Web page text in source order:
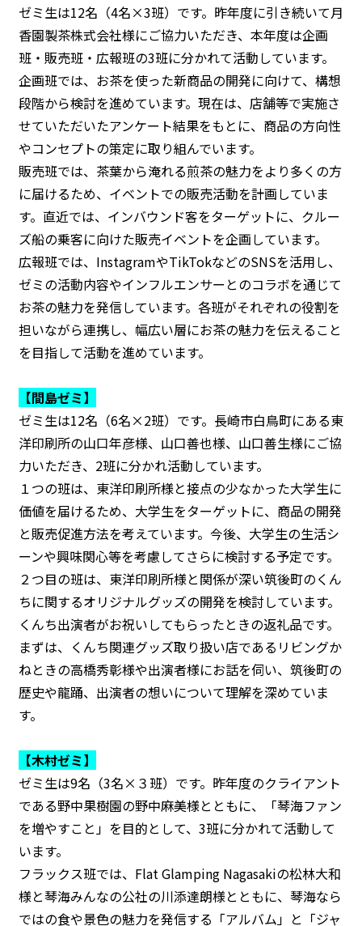
ゼミ生は12名（4名×3班）です。昨年度に引き続いて月
香園製茶株式会社様にご協力いただき、本年度は企画
班・販売班・広報班の3班に分かれて活動しています。
企画班では、お茶を使った新商品の開発に向けて、構想
段階から検討を進めています。現在は、店舗等で実施さ
せていただいたアンケート結果をもとに、商品の方向性
やコンセプトの策定に取り組んでいます。
販売班では、茶葉から淹れる煎茶の魅力をより多くの方
に届けるため、イベントでの販売活動を計画していま
す。直近では、インバウンド客をターゲットに、クルー
ズ船の乗客に向けた販売イベントを企画しています。
広報班では、InstagramやTikTokなどのSNSを活用し、
ゼミの活動内容やインフルエンサーとのコラボを通じて
お茶の魅力を発信しています。各班がそれぞれの役割を
担いながら連携し、幅広い層にお茶の魅力を伝えること
を目指して活動を進めています。
【間島ゼミ】
ゼミ生は12名（6名×2班）です。長崎市白鳥町にある東
洋印刷所の山口年彦様、山口善也様、山口善生様にご協
力いただき、2班に分かれ活動しています。
１つの班は、東洋印刷所様と接点の少なかった大学生に
価値を届けるため、大学生をターゲットに、商品の開発
と販売促進方法を考えています。今後、大学生の生活シ
ーンや興味関心等を考慮してさらに検討する予定です。
２つ目の班は、東洋印刷所様と関係が深い筑後町のくん
ちに関するオリジナルグッズの開発を検討しています。
くんち出演者がお祝いしてもらったときの返礼品です。
まずは、くんち関連グッズ取り扱い店であるリビングか
ねときの高橋秀彰様や出演者様にお話を伺い、筑後町の
歴史や龍踊、出演者の想いについて理解を深めていま
す。
【木村ゼミ】
ゼミ生は9名（3名×３班）です。昨年度のクライアント
である野中果樹園の野中麻美様とともに、「琴海ファン
を増やすこと」を目的として、3班に分かれて活動して
います。
フラックス班では、Flat Glamping Nagasakiの松林大和
様と琴海みんなの公社の川添達朗様とともに、琴海なら
ではの食や景色の魅力を発信する「アルバム」と「ジャ